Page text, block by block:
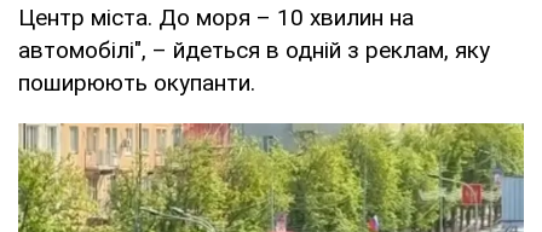
Центр міста. До моря – 10 хвилин на
автомобілі", – йдеться в одній з реклам, яку
поширюють окупанти.